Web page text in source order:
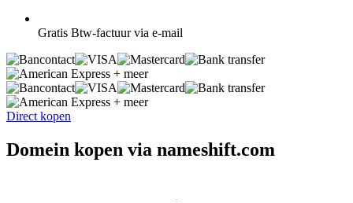
Gratis Btw-factuur via e-mail
+ meer
+ meer
Direct kopen
Domein kopen via nameshift.com